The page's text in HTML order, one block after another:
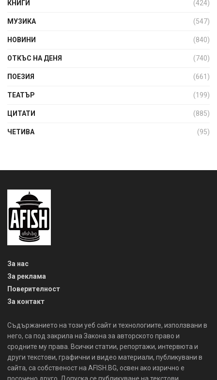
КНИГИ (424)
МУЗИКА (547)
НОВИНИ (840)
ОТКЪС НА ДЕНЯ (740)
ПОЕЗИЯ (661)
ТЕАТЪР (199)
ЦИТАТИ (885)
ЧЕТИВА (95)
За нас
За реклама
Поверителност
За контакт
Съдържанието на този уеб сайт и технологиите, използвани в
него, са под закрила на Закона за авторското право и
сродните му права. Всички статии, репортажи, интервюта и
други текстови, графични и видео материали, публикувани в
сайта, са собственост на AFISH.BG, освен ако изрично е
посочено друго. Допуска се публикуване на текстови